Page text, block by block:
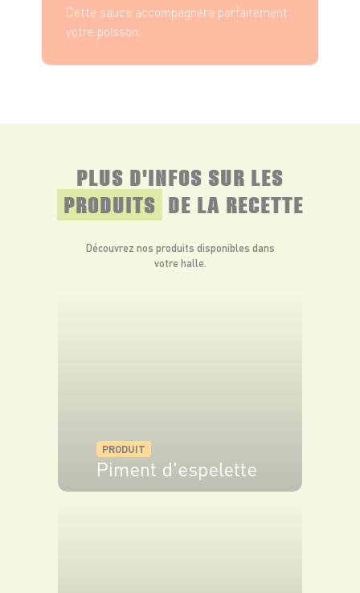
Cette sauce accompagnera parfaitement
votre poisson.
PLUS D'INFOS SUR LES
PRODUITS DE LA RECETTE
Découvrez nos produits disponibles dans
votre halle.
PRODUIT
Piment d'espelette